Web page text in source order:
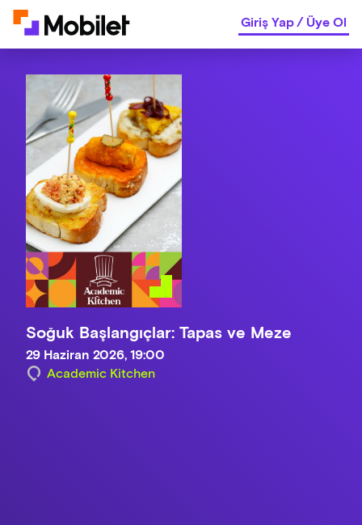
Giriş Yap/Üye Ol
Soğuk Başlangıçlar: Tapas ve Meze
29 Haziran 2026, 19:00
Academic Kitchen